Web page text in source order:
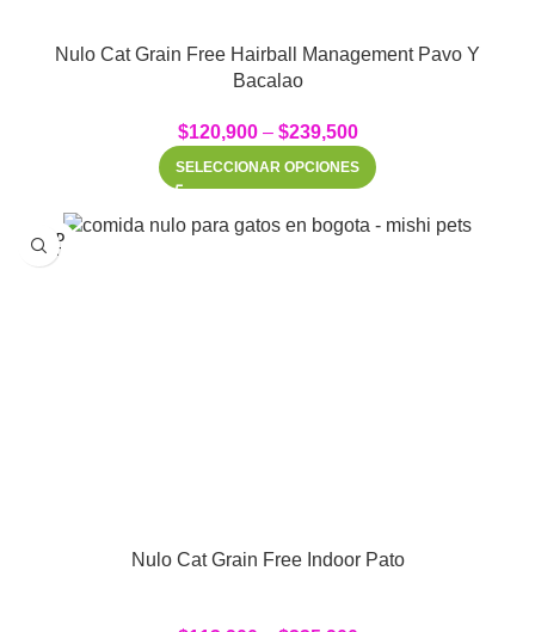
Nulo Cat Grain Free Hairball Management Pavo Y
Bacalao
$120,900– $239,500
SELECCIONAR OPCIONES
SOLD
OUT
Nulo Cat Grain Free Indoor Pato